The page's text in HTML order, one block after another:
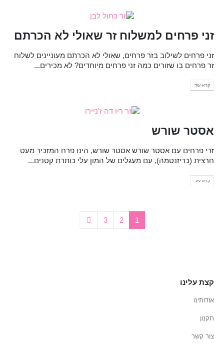
זני פרחים למשלוח זר שאולי לא הכרתם
זני פרחים לשילוב בזר פרחים, שאולי לא הכרתם מעוניינים לשלוח
זר פרחים בו שזורים כמה זני פרחים מיוחדים? לא מכירים...
קרא עוד
אסטר שורש
זרי פרחים עם אסטר שורש אסטר שורש, הינו פרח המזכיר מעט
חרצית (כריזנטמה), עם מעגלים של המון עלי כותרת קטנים...
קרא עוד
1
2
3
קצת עלינו
אודותינו
תקנון
צור קשר